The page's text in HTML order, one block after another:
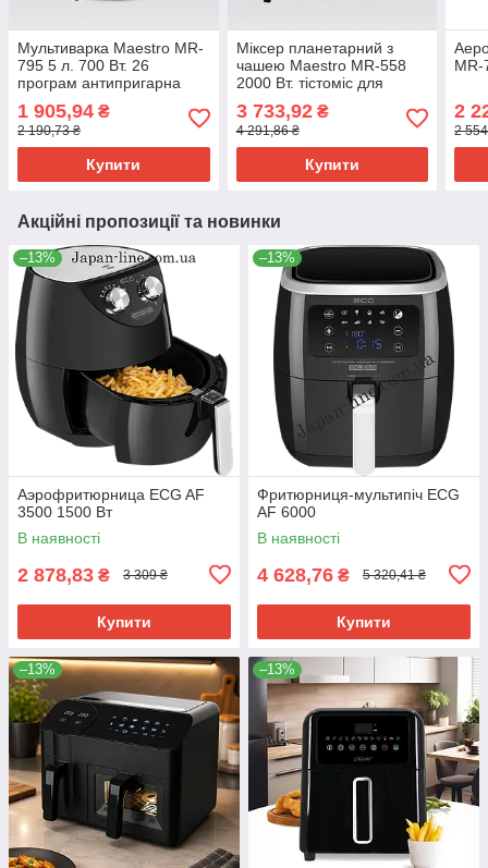
Мультиварка Maestro MR-
795 5 л. 700 Вт. 26
програм антипригарна
1 905,94 ₴
2 190,73 ₴
Купити
Міксер планетарний з
чашею Maestro MR-558
2000 Вт. тістоміс для
збивання кремів
3 733,92₴
4 291,86 ₴
Купити
2
2
Акційні пропозиції та новинки
–13%
Аэрофритюрница ECG AF
3500 1500 Вт
В наявності
2 878,83 ₴ 3 309 ₴
Купити
–13%
Фритюрниця-мультипіч ECG
AF 6000
В наявності
4 628,76 ₴ 5 320,41 ₴
Купити
–13% –13%